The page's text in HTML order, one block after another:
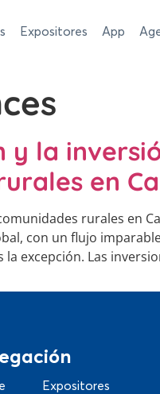
Expositores App
y la
en
rurales en
con un flujo
la excepción. Las
Expositores